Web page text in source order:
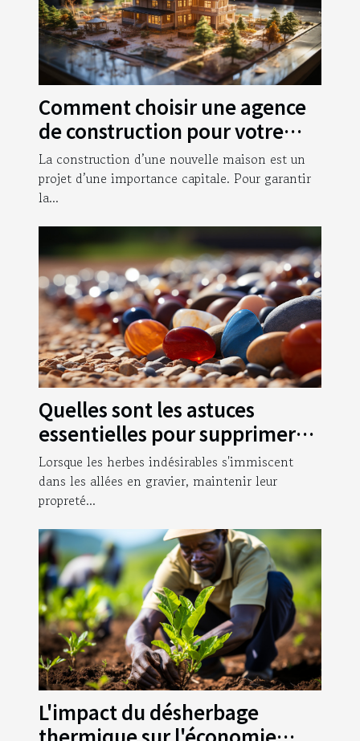
Comment choisir une agence
de construction pour votre
nouvelle maison ?
La construction d’une nouvelle maison est un
projet d’une importance capitale. Pour garantir
la...
Quelles sont les astuces
essentielles pour supprimer
les herbes qui poussent dans
vos allées en gravier ?
Lorsque les herbes indésirables s'immiscent
dans les allées en gravier, maintenir leur
propreté...
L'impact du désherbage